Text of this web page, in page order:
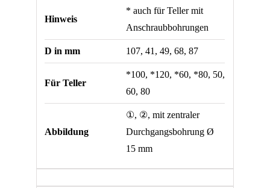
Hinweis
* auch für Teller mit
Anschraubbohrungen
D in mm 107, 41, 49, 68, 87
Für Teller
*100, *120, *60, *80, 50,
60, 80
Abbildung
①, ②, mit zentraler
Durchgangsbohrung Ø
15 mm